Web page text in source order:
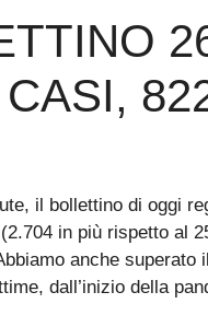
il bollettino di oggi
(2.704 in più rispetto al
anche
dall’inizio della